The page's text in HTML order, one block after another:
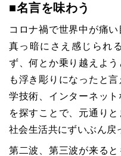
■名言を味わう
コロナ禍で世界中が痛
真っ暗にさえ感じられ
ず、何とか乗り越えよ
も浮き彫りになったと
学技術、インターネッ
を探すことで、元通り
社会生活共にずいぶん戻
第二波、第三波が来る